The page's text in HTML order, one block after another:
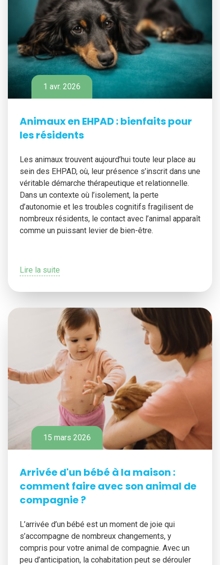
1 avr. 2026
Animaux en EHPAD : bienfaits pour
les résidents
Les animaux trouvent aujourd’hui toute leur place au
sein des EHPAD, où, leur présence s’inscrit dans une
véritable démarche thérapeutique et relationnelle.
Dans un contexte où l’isolement, la perte
d’autonomie et les troubles cognitifs fragilisent de
nombreux résidents, le contact avec l’animal apparaît
comme un puissant levier de bien-être.
Lire la suite
15 mars 2026
Arrivée d'un bébé à la maison :
comment faire avec son animal de
compagnie ?
L’arrivée d’un bébé est un moment de joie qui
s’accompagne de nombreux changements, y
compris pour votre animal de compagnie. Avec un
peu d’anticipation, la cohabitation peut se dérouler